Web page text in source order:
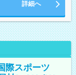
詳細へ
際スポーツ